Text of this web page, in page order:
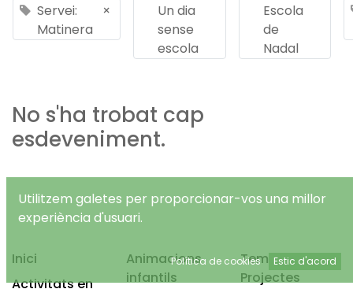
Servei:
Matinera
×
Un dia
sense
escola
Escola
de
Nadal
No s'ha trobat cap
esdeveniment.
Inici
Activitats en
Animacions
infantils
Temps Lliure
Projectes
Utilitzem galetes per proporcionar-vos una millor
experiència d'usuari.
Política de cookies Estic d'acord